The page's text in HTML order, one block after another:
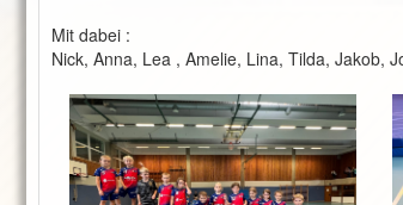
Mit dabei :
Nick, Anna, Lea , Amelie, Lina, Tilda, Jakob,